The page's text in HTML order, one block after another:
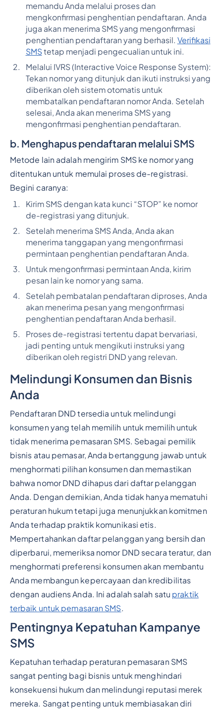
memandu Anda melalui proses dan
mengkonfirmasi penghentian pendaftaran. Anda
juga akan menerima SMS yang mengonfirmasi
penghentian pendaftaran yang berhasil. Verifikasi
SMStetap menjadi pengecualian untuk ini.
Melalui IVRS (Interactive Voice Response System):
Tekan nomor yang ditunjuk dan ikuti instruksi yang
diberikan oleh sistem otomatis untuk
membatalkan pendaftaran nomor Anda. Setelah
selesai, Anda akan menerima SMS yang
mengonfirmasi penghentian pendaftaran.
b. Menghapus pendaftaran melalui SMS
Metode lain adalah mengirim SMS ke nomor yang
ditentukan untuk memulai proses de-registrasi.
Begini caranya:
Kirim SMS dengan kata kunci “STOP” ke nomor
de-registrasi yang ditunjuk.
Setelah menerima SMS Anda, Anda akan
menerima tanggapan yang mengonfirmasi
permintaan penghentian pendaftaran Anda.
Untuk mengonfirmasi permintaan Anda, kirim
pesan lain ke nomor yang sama.
Setelah pembatalan pendaftaran diproses, Anda
akan menerima pesan yang mengonfirmasi
penghentian pendaftaran Anda berhasil.
Proses de-registrasi tertentu dapat bervariasi,
jadi penting untuk mengikuti instruksi yang
diberikan oleh registri DND yang relevan.
Melindungi Konsumen dan Bisnis
Anda
Pendaftaran DND tersedia untuk melindungi
konsumen yang telah memilih untuk memilih untuk
tidak menerima pemasaran SMS. Sebagai pemilik
bisnis atau pemasar, Anda bertanggung jawab untuk
menghormati pilihan konsumen dan memastikan
bahwa nomor DND dihapus dari daftar pelanggan
Anda. Dengan demikian, Anda tidak hanya mematuhi
peraturan hukum tetapi juga menunjukkan komitmen
Anda terhadap praktik komunikasi etis.
Mempertahankan daftar pelanggan yang bersih dan
diperbarui, memeriksa nomor DND secara teratur, dan
menghormati preferensi konsumen akan membantu
Anda membangun kepercayaan dan kredibilitas
dengan audiens Anda. Ini adalah salah satu praktik
terbaik untuk pemasaran SMS.
Pentingnya Kepatuhan Kampanye
SMS
Kepatuhan terhadap peraturan pemasaran SMS
sangat penting bagi bisnis untuk menghindari
konsekuensi hukum dan melindungi reputasi merek
mereka. Sangat penting untuk membiasakan diri